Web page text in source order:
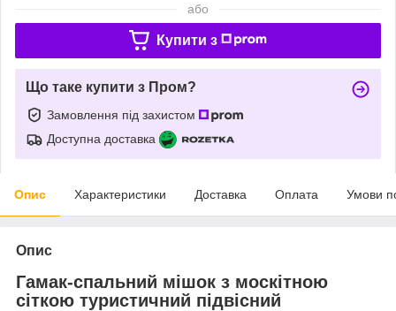
або
Купити з
Що таке купити з Пром?
Замовлення під захистом
Доступна доставка
Опис Характеристики Доставка Оплата Умови
Опис
Гамак-спальний мішок з москітною
сіткою туристичний підвісний